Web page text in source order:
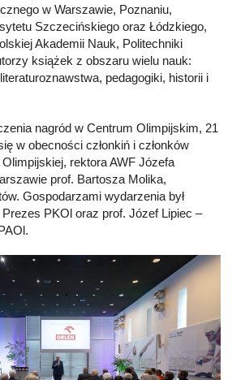
w Warszawie, Poznaniu,
Szczecińskiego oraz Łódzkiego,
Akademii Nauk, Politechniki
książek z obszaru wielu nauk:
pedagogiki, historii i
nagród w Centrum Olimpijskim, 21
w obecności członkiń i członków
rektora AWF Józefa
prof. Bartosza Molika,
Gospodarzami wydarzenia był
PKOl oraz prof. Józef Lipiec –